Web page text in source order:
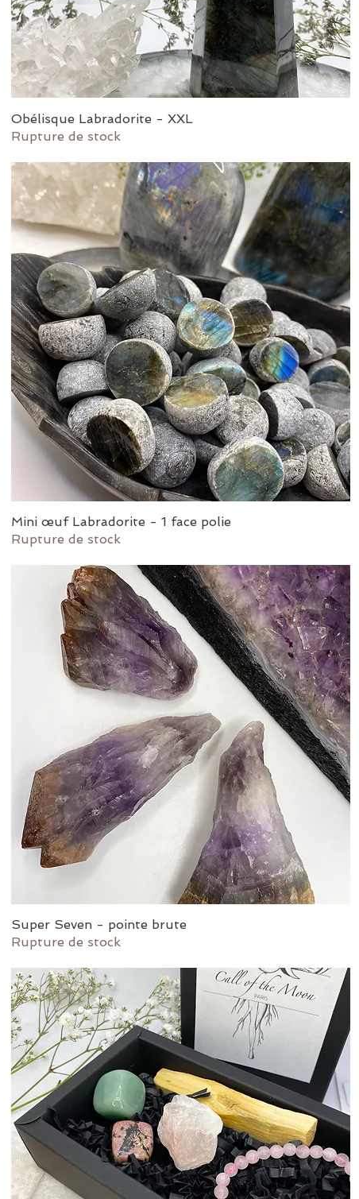
Aperçu rapide
Obélisque Labradorite - XXL
Rupture de stock
Aperçu rapide
Mini œuf Labradorite - 1 face polie
Rupture de stock
Aperçu rapide
Super Seven - pointe brute
Rupture de stock